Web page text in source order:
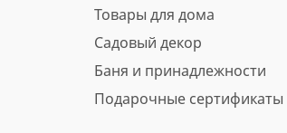
Товары для дома
Садовый декор
Баня и принадлежности
Подарочные сертификаты